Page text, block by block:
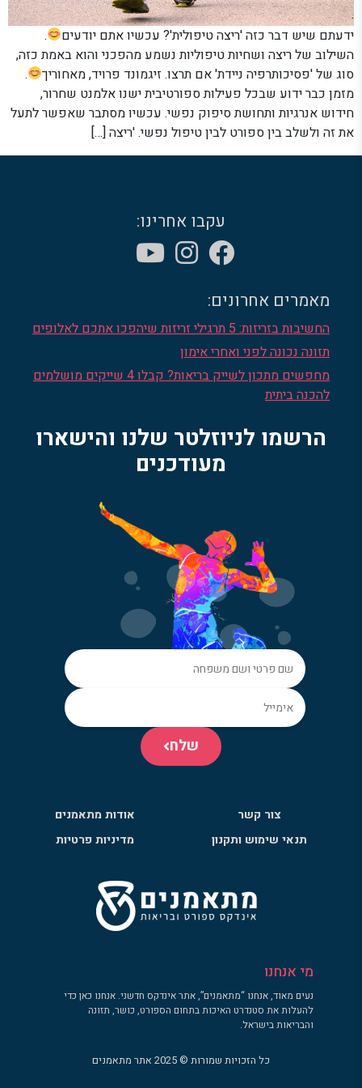
ידעתם שיש דבר כזה 'ריצה טיפולית'? עכשיו אתם יודעים
.
השילוב של ריצה ושחיות טיפוליות נשמע מהפכני והוא באמת כזה,
סוג של 'פסיכותרפיה ניידת' אם תרצו. זיגמונד פרויד, מאחוריך
.
מזמן כבר ידוע שבכל פעילות ספורטיבית ישנו אלמנט שחרור,
חידוש אנרגיות ותחושת סיפוק נפשי. עכשיו מסתבר שאפשר לתעל
את זה ולשלב בין ספורט לבין טיפול נפשי. 'ריצה […]
עקבו אחרינו:
מאמרים אחרונים:
החשיבות בזריזות: 5 תרגילי זריזות שיהפכו אתכם לאלופים
תזונה נכונה לפני ואחרי אימון
מחפשים מתכון לשייק בריאות? קבלו 4 שייקים מושלמים
להכנה ביתית
הרשמו לניוזלטר שלנו והישארו
מעודכנים
שלח
צור קשר
אודות מתאמנים
תנאי שימוש ותקנון
מדיניות פרטיות
מי אנחנו
נעים מאוד, אנחנו “מתאמנים”, אתר אינדקס חדשני. אנחנו כאן כדי
להעלות את סטנדרט האיכות בתחום הספורט, כושר, תזונה
והבריאות בישראל.
כל הזכויות שמורות © 2025 אתר מתאמנים